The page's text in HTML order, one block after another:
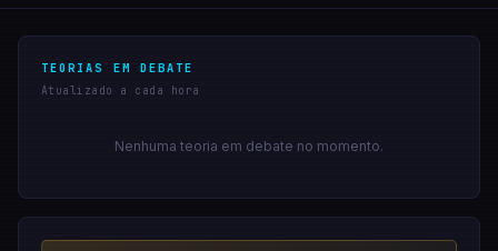
TEORIAS EM DEBATE
Atualizado a cada hora
Nenhuma teoria em debate no momento.